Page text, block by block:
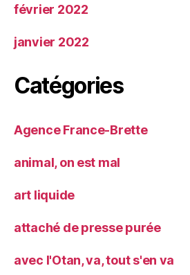
février 2022
janvier 2022
Catégories
Agence France-Brette
animal, on est mal
art liquide
attaché de presse purée
avec l'Otan, va, tout s'en va